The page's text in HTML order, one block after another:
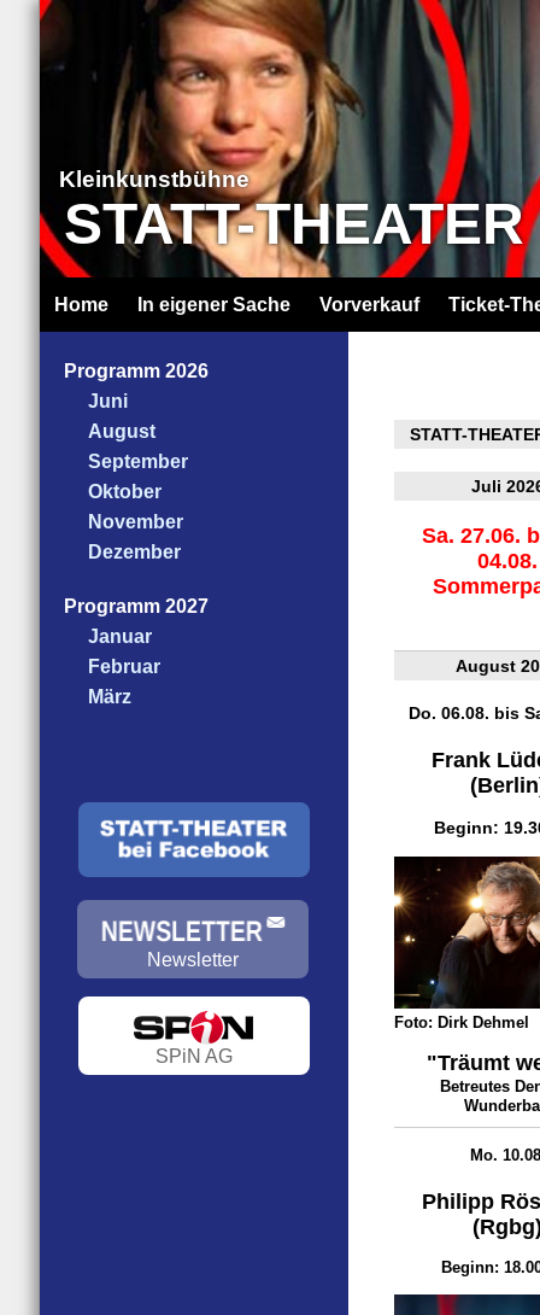
Kleinkunstbühne
STATT-THEATER
Home In eigener Sache Vorverkauf Ticket-
Programm 2026
Juni
August
September
Oktober
November
Dezember
Programm 2027
Januar
Februar
März
Newsletter
SPiN AG
STATT-
Juli
Sa. 27.06.
04.08.
August
Do. 06.08. bis
Frank
Beginn:
Foto: Dirk Dehmel
"Träumt
Betreutes
Mo.
Philipp
Beginn: